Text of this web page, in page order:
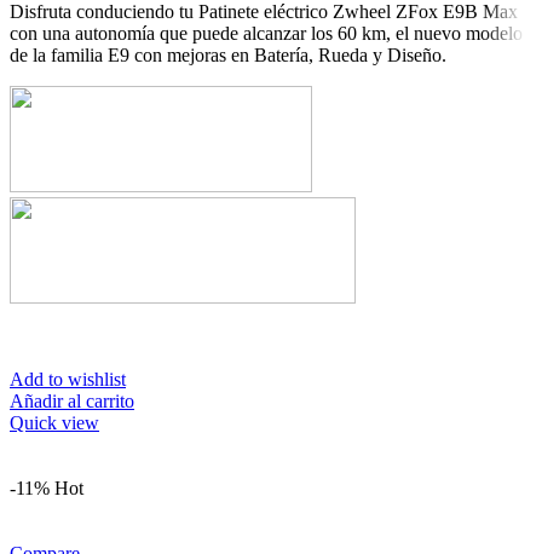
Disfruta conduciendo tu Patinete eléctrico Zwheel ZFox E9B Max
con una autonomía que puede alcanzar los 60 km, el nuevo modelo
de la familia E9 con mejoras en Batería, Rueda y Diseño.
Add to wishlist
Añadir al carrito
Quick view
-11% Hot